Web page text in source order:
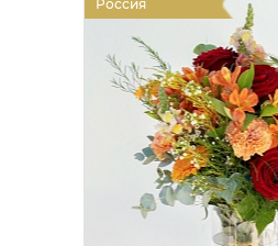
Россия